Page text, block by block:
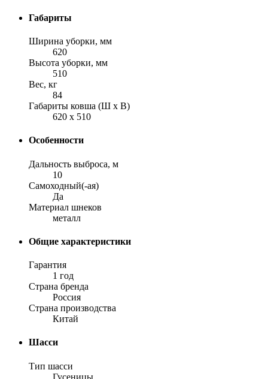
Габариты
Ширина уборки, мм
620
Высота уборки, мм
510
Вес, кг
84
Габариты ковша (Ш х В)
620 x 510
Особенности
Дальность выброса, м
10
Самоходный(-ая)
Да
Материал шнеков
металл
Общие характеристики
Гарантия
1 год
Страна бренда
Россия
Страна производства
Китай
Шасси
Тип шасси
Гусеницы